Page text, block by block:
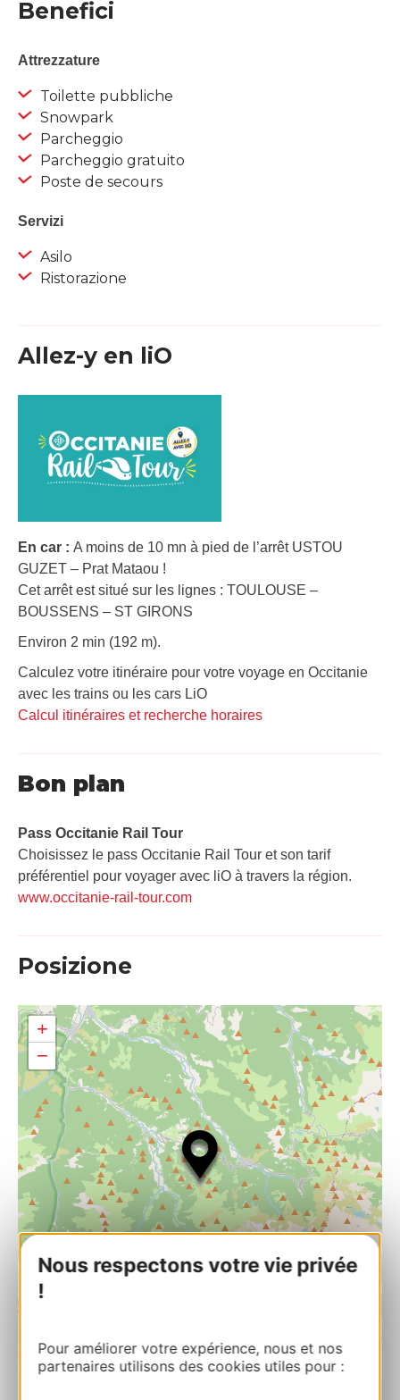
Nous respectons votre vie privée
!
Pour améliorer votre expérience, nous et nos
partenaires utilisons des cookies utiles pour :
Benefici
Attrezzature
Toilette pubbliche
Snowpark
Parcheggio
Parcheggio gratuito
Poste de secours
Servizi
Asilo
Ristorazione
Allez-y en liO
En car : A moins de 10 mn à pied de l’arrêt USTOU
GUZET – Prat Mataou !
Cet arrêt est situé sur les lignes : TOULOUSE –
BOUSSENS – ST GIRONS
Environ 2 min (192 m).
Calculez votre itinéraire pour votre voyage en Occitanie
avec les trains ou les cars LiO
Calcul itinéraires et recherche horaires
Bon plan
Pass Occitanie Rail Tour​
Choisissez le pass Occitanie Rail Tour et son tarif
préférentiel pour voyager avec liO à travers la région.
www.occitanie-rail-tour.com
Posizione
+
−
Leaflet| Map data ©OpenStreetMap contributors